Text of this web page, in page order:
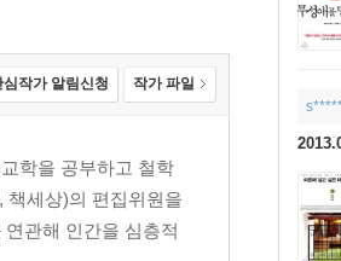
심작가 알림신청 작가 파일
학을 공부하고 철학
책세상)의 편집위원을
관해 인간을 심층적